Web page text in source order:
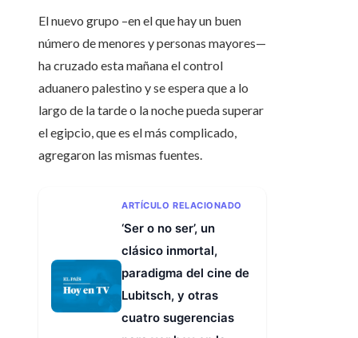
El nuevo grupo –en el que hay un buen
número de menores y personas mayores—
ha cruzado esta mañana el control
aduanero palestino y se espera que a lo
largo de la tarde o la noche pueda superar
el egipcio, que es el más complicado,
agregaron las mismas fuentes.
ARTÍCULO RELACIONADO
‘Ser o no ser’, un
clásico inmortal,
paradigma del cine de
Lubitsch, y otras
cuatro sugerencias